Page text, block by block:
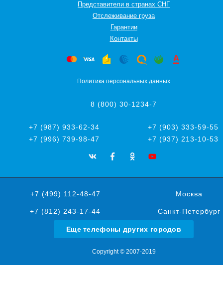
Представители в странах СНГ
Oтслеживание груза
Гарантии
Контакты
Политика персональных данных
8 (800) 30-1234-7
+7 (987) 933-62-34
+7 (903) 333-59-55
+7 (996) 739-98-47
+7 (937) 213-10-53
+7 (499) 112-48-47 Москва
+7 (812) 243-17-44 Санкт-Петербург
Еще телефоны других городов
Copyright © 2007-2019